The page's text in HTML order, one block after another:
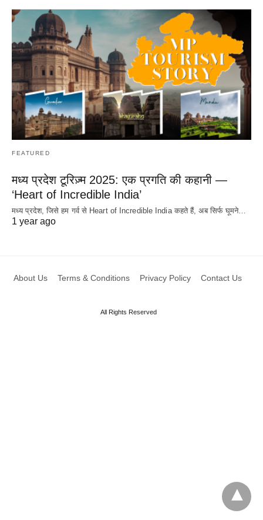
FEATURED
मध्य प्रदेश टूरिज़्म 2025: एक प्रगति की कहानी —
‘Heart of Incredible India’
मध्य प्रदेश, जिसे हम गर्व से Heart of Incredible India कहते हैं, अब सिर्फ घूमने…
1 year ago
About Us Terms & Conditions Privacy Policy Contact Us
All Rights Reserved